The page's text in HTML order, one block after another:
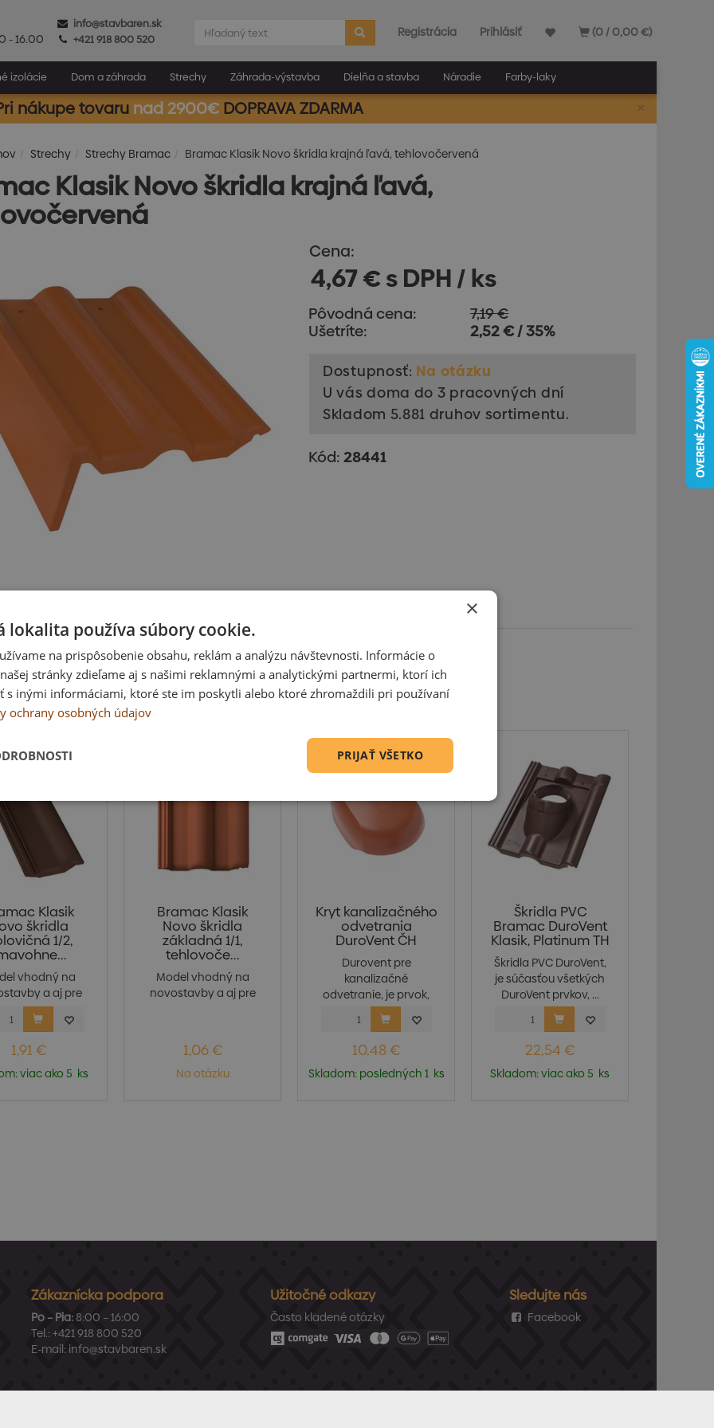
nákupe tovaru nad 2900€DOPRAVA ZDARMA
- 16.00
info@stavbaren.sk
+421 918 800 520
(0 / 0,00 €)
Registrácia Prihlásiť
izolácie Dom a záhrada Strechy Záhrada-výstavba Dielňa a stavba Náradie Farby-laky
Strechy Strechy Bramac Bramac Klasik Novo škridla krajná ľavá, tehlovočervená
Klasik Novo škridla krajná ľavá,
Cena:
4,67 € s DPH / ks
Pôvodná cena:
7,19 €
Ušetríte:
2,52 € / 35%
Dostupnosť: Na otázku
U vás doma do 3 pracovných dní
Skladom 5.881 druhov sortimentu.
Kód:28441
Novo škridla krajná ľavá, tehlovočervená
by Vás zaujímať
Klasik
škridla
1/2,
vhodný na
a aj pre
starých
st...
1,91 €
viac ako 5 ks
Bramac Klasik
Novo škridla
základná 1/1,
tehlovoče...
Model vhodný na
novostavby a aj pre
1,06 €
Na otázku
Kryt kanalizačného
odvetrania
DuroVent ČH
Durovent pre
kanalizačné
odvetranie, je prvok,
ktorý slúži k...
10,48 €
Skladom: posledných 1 ks
Škridla PVC
Bramac DuroVent
Klasik, Platinum TH
Škridla PVC DuroVent,
je súčasťou všetkých
DuroVent prvkov, ...
22,54 €
Skladom: viac ako 5 ks
Zákaznícka podpora
Po – Pia: 8:00 – 16:00
Tel.: +421 918 800 520
E-mail: info@stavbaren.sk
Užitočné odkazy
Často kladené otázky
Sledujte nás
Facebook
×
lokalita používa súbory cookie.
na prispôsobenie obsahu, reklám a analýzu návštevnosti. Informácie o
stránky zdieľame aj s našimi reklamnými a analytickými partnermi, ktorí ich
s inými informáciami, ktoré ste im poskytli alebo ktoré zhromaždili pri používaní
ochrany osobných údajov
PRIJAŤ VŠETKO